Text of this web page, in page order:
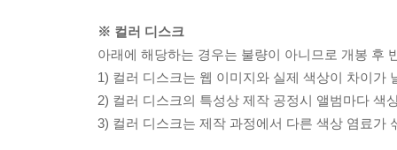
※ 컬러 디스크
아래에 해당하는 경우는 불량이 아니므로 개봉 후
1) 컬러 디스크는 웹 이미지와 실제 색상이 차이가
2) 컬러 디스크의 특성상 제작 공정시 앨범마다 색
3) 컬러 디스크는 제작 과정에서 다른 색상 염료가